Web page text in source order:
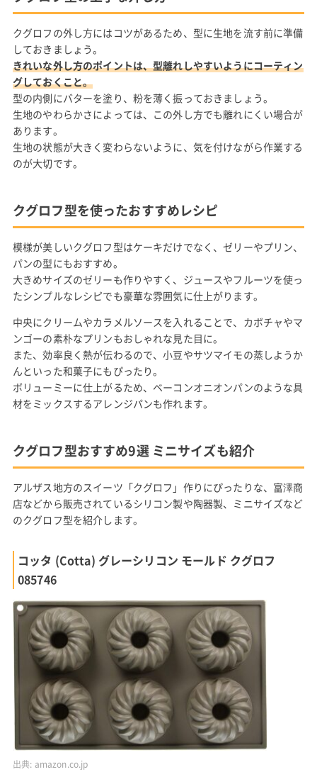
クグロフの外し方にはコツがあるため、型に生地を流す前に準備
しておきましょう。
きれいな外し方のポイントは、型離れしやすいようにコーティン
グしておくこと。
型の内側にバターを塗り、粉を薄く振っておきましょう。
生地のやわらかさによっては、この外し方でも離れにくい場合が
あります。
生地の状態が大きく変わらないように、気を付けながら作業する
のが大切です。
クグロフ型を使ったおすすめレシピ
模様が美しいクグロフ型はケーキだけでなく、ゼリーやプリン、
パンの型にもおすすめ。
大きめサイズのゼリーも作りやすく、ジュースやフルーツを使っ
たシンプルなレシピでも豪華な雰囲気に仕上がります。
中央にクリームやカラメルソースを入れることで、カボチャやマ
ンゴーの素朴なプリンもおしゃれな見た目に。
また、効率良く熱が伝わるので、小豆やサツマイモの蒸しようか
んといった和菓子にもぴったり。
ボリューミーに仕上がるため、ベーコンオニオンパンのような具
材をミックスするアレンジパンも作れます。
クグロフ型おすすめ9選 ミニサイズも紹介
アルザス地方のスイーツ「クグロフ」作りにぴったりな、富澤商
店などから販売されているシリコン製や陶器製、ミニサイズなど
のクグロフ型を紹介します。
コッタ (Cotta) グレーシリコン モールド クグロフ
085746
出典: amazon.co.jp